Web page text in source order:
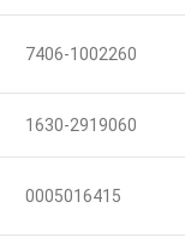
7406-1002260
1630-2919060
0005016415